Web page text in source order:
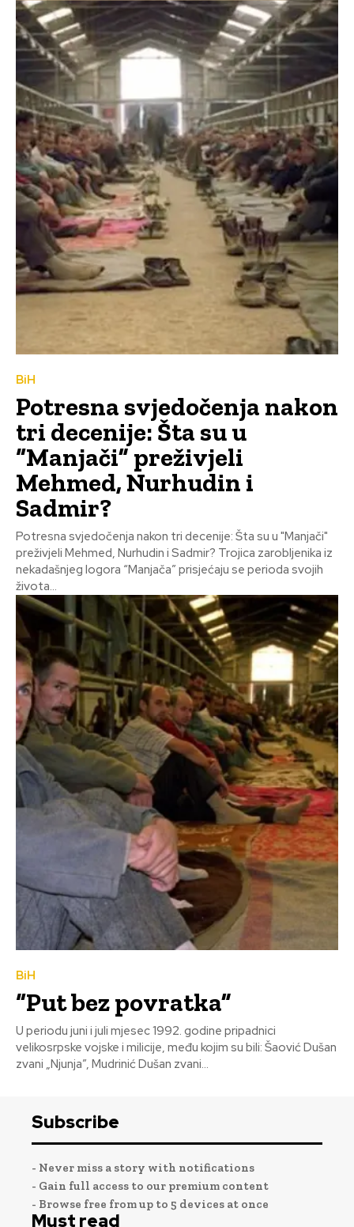
BiH
Potresna svjedočenja nakon
tri decenije: Šta su u
“Manjači” preživjeli
Mehmed, Nurhudin i
Sadmir?
Potresna svjedočenja nakon tri decenije: Šta su u "Manjači"
preživjeli Mehmed, Nurhudin i Sadmir? Trojica zarobljenika iz
nekadašnjeg logora “Manjača” prisjećaju se perioda svojih
života...
BiH
“Put bez povratka”
U periodu juni i juli mjesec 1992. godine pripadnici
velikosrpske vojske i milicije, među kojim su bili: Šaović Dušan
zvani „Njunja”, Mudrinić Dušan zvani...
Subscribe
- Never miss a story with notifications
- Gain full access to our premium content
- Browse free from up to 5 devices at once
Must read